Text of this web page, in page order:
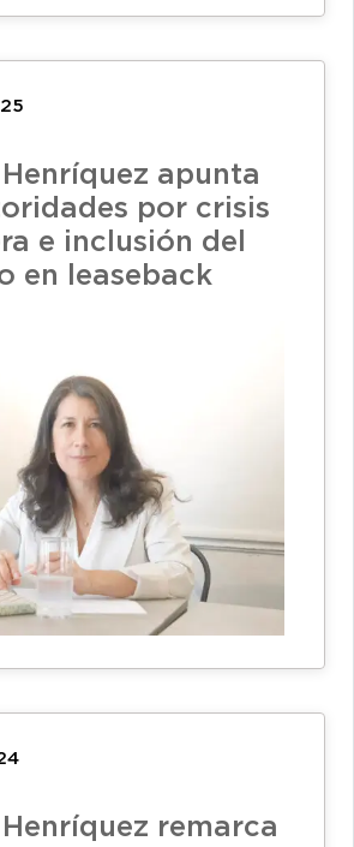
Henríquez apunta
por crisis
e inclusión del
en leaseback
Henríquez remarca